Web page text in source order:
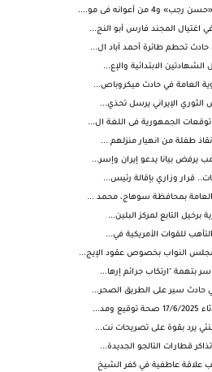
من أعوانه فى مو....
اغتيال المجند فارس أبو النج...
تحطم طائرة أحمد آباد ال...
الابتدائية والإع...
الثوري الإيراني يرسل تحذي...
طفلة من انهيار منزلهم ...
يرفض بيانا يدعو إيران وإسر...
قرار وزاري بإقالة رئيس...
العامة بمحافظة سوهاج، محمد ...
التابع لمركز البلين...
للقوات الأمريكية في...
مجلس النواب بخصوص عقود الإيج...
بتهمة "ارتكاب جرائم إرها...
حادث سير على الطريق الصحر...
ومد...
يرد بقوة على تصريحات نت...
قطارات التالجو الجديدة...
علاقة عاطفية في كفر الشيخ